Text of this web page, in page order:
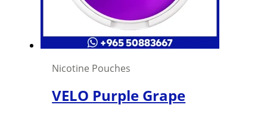
Nicotine Pouches
VELO Purple Grape